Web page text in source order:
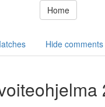
Home
Hide comments